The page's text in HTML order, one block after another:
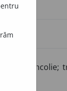
melancolie;